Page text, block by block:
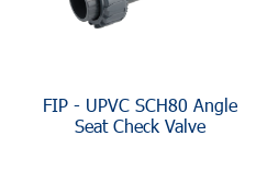
FIP - UPVC SCH80 Angle
Seat Check Valve